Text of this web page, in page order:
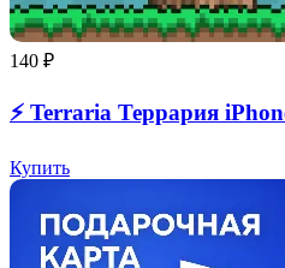
140 ₽
⚡️ Terraria Террария
Купить